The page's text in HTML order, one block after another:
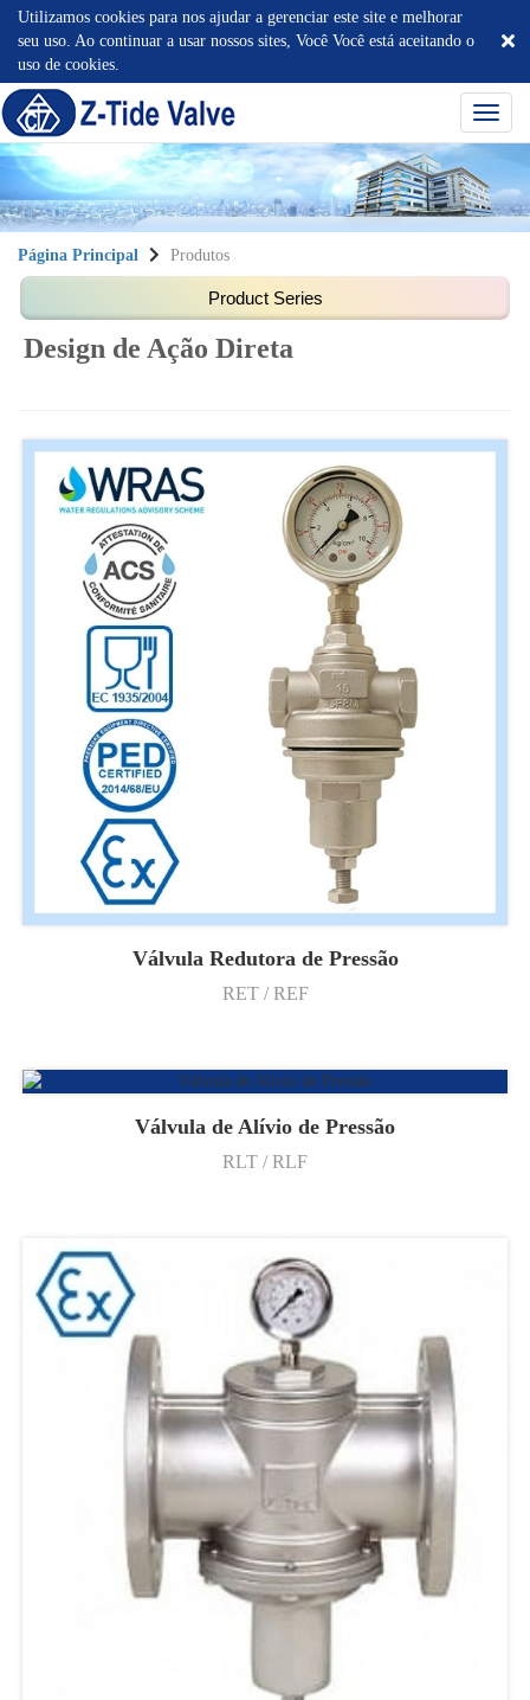
Utilizamos cookies para nos ajudar a gerenciar este site e melhorar
seu uso. Ao continuar a usar nossos sites, Você Você está aceitando o
uso de cookies.
選
單
換
Página Principal Produtos
Design de Ação Direta
Válvula Redutora de Pressão
RET / REF
Válvula de Alívio de Pressão
RLT / RLF